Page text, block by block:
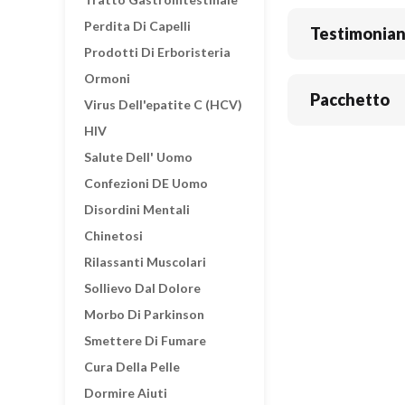
Perdita Di Capelli
Prodotti Di Erboristeria
Ormoni
Virus Dell'epatite C (HCV)
HIV
Salute Dell' Uomo
Confezioni DE Uomo
Disordini Mentali
Chinetosi
Rilassanti Muscolari
Sollievo Dal Dolore
Morbo Di Parkinson
Smettere Di Fumare
Cura Della Pelle
Dormire Aiuti
Pacchetto